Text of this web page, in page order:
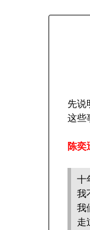
先说
这些
陈奕
十
我
我
走